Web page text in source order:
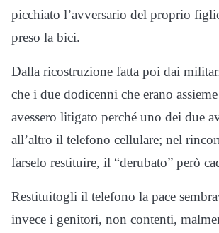
picchiato l’avversario del proprio
preso la bici.
Dalla ricostruzione fatta poi dai
che i due dodicenni che erano
avessero litigato perché uno dei due
all’altro il telefono cellulare; nel
farselo restituire, il “derubato” però
Restituitogli il telefono la pace
invece i genitori, non contenti,